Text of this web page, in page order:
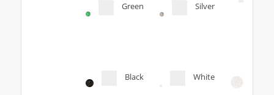
Green Silver
Black White